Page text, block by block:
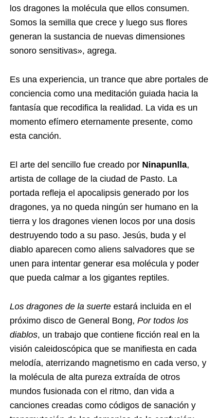
los dragones la molécula que ellos consumen.
Somos la semilla que crece y luego sus flores
generan la sustancia de nuevas dimensiones
sonoro sensitivas», agrega.
Es una experiencia, un trance que abre portales de
conciencia como una meditación guiada hacia la
fantasía que recodifica la realidad. La vida es un
momento efímero eternamente presente, como
esta canción.
El arte del sencillo fue creado por Ninapunlla,
artista de collage de la ciudad de Pasto. La
portada refleja el apocalipsis generado por los
dragones, ya no queda ningún ser humano en la
tierra y los dragones vienen locos por una dosis
destruyendo todo a su paso. Jesús, buda y el
diablo aparecen como aliens salvadores que se
unen para intentar generar esa molécula y poder
que pueda calmar a los gigantes reptiles.
Los dragones de la suerte estará incluida en el
próximo disco de General Bong, Por todos los
diablos, un trabajo que contiene ficción real en la
visión caleidoscópica que se manifiesta en cada
melodía, aterrizando magnetismo en cada verso, y
la molécula de alta pureza extraída de otros
mundos fusionada con el ritmo, dan vida a
canciones creadas como códigos de sanación y